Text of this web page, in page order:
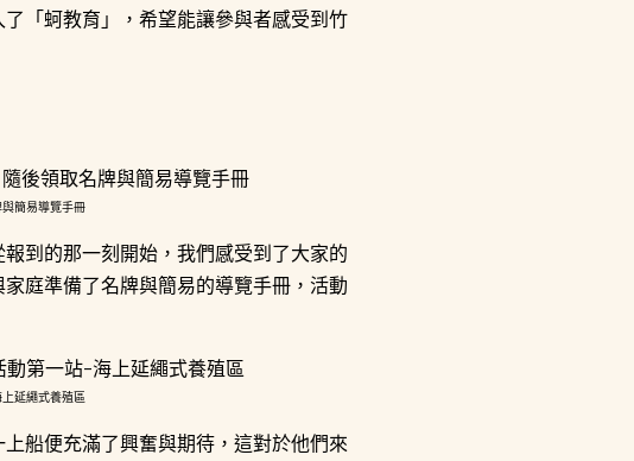
「蚵教育」，希望能讓參與者感受到竹
簡易導覽手冊
到的那一刻開始，我們感受到了大家的
庭準備了名牌與簡易的導覽手冊，活動
延繩式養殖區
船便充滿了興奮與期待，這對於他們來